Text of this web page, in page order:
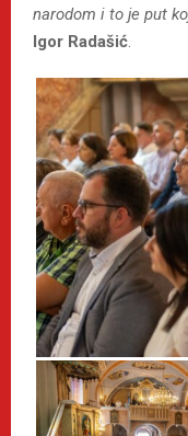
narodom i to je put
Igor Radašić.